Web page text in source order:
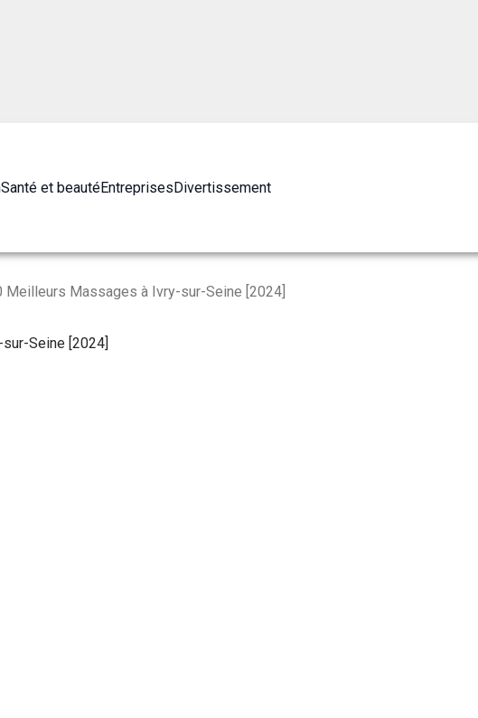
Santé et beautéEntreprisesDivertissement
Meilleurs Massages à Ivry-sur-Seine [2024]